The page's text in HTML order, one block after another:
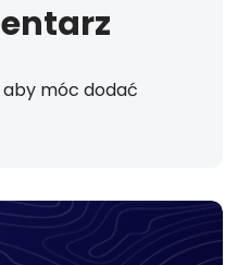
aby móc dodać